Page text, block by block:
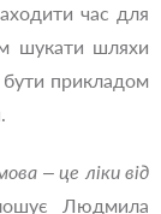
час для
шукати шляхи
прикладом
– це ліки від
Людмила